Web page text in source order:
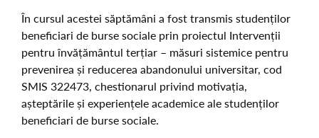
În cursul acestei săptămâni a fost transmis studenților
beneficiari de burse sociale prin proiectul Intervenții
pentru învățământul terțiar – măsuri sistemice pentru
prevenirea și reducerea abandonului universitar, cod
SMIS 322473, chestionarul privind motivația,
așteptările și experiențele academice ale studenților
beneficiari de burse sociale.